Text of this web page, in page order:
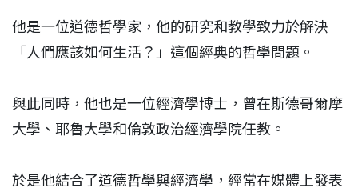
他是一位道德哲學家，他的研究和教學致力於解決
「人們應該如何生活？」這個經典的哲學問題。
與此同時，他也是一位經濟學博士，曾在斯德哥爾摩
大學、耶魯大學和倫敦政治經濟學院任教。
於是他結合了道德哲學與經濟學，經常在媒體上發表